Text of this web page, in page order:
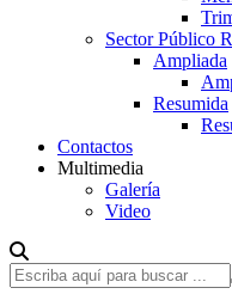
Sector Público
Ampliada
Resumida
Contactos
Multimedia
Galería
Video